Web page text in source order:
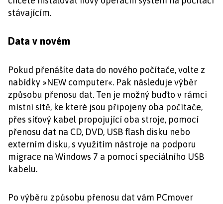
stávajícím.
Data v novém
Pokud přenášíte data do nového počítače, volte z
nabídky »NEW computer«. Pak následuje výběr
způsobu přenosu dat. Ten je možný buďto v rámci
místní sítě, ke které jsou připojeny oba počítače,
přes síťový kabel propojující oba stroje, pomocí
přenosu dat na CD, DVD, USB flash disku nebo
externím disku, s využitím nástroje na podporu
migrace na Windows 7 a pomocí speciálního USB
kabelu.
Po výběru způsobu přenosu dat vám PCmover